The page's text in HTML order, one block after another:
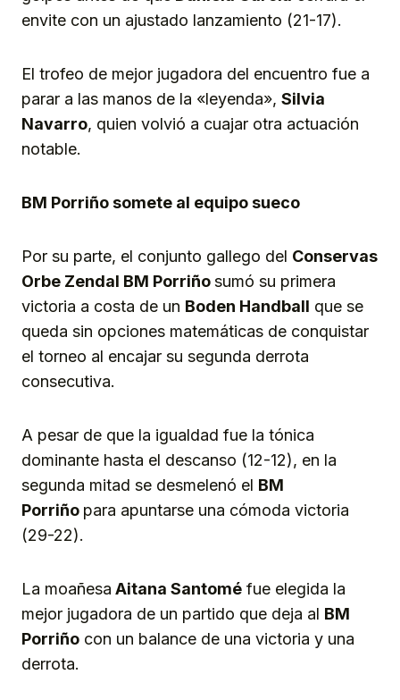
envite con un ajustado lanzamiento (21-17).
El trofeo de mejor jugadora del encuentro fue a
parar a las manos de la «leyenda», Silvia
Navarro, quien volvió a cuajar otra actuación
notable.
BM Porriño somete al equipo sueco
Por su parte, el conjunto gallego del Conservas
Orbe Zendal BM Porriñosumó su primera
victoria a costa de un Boden Handball que se
queda sin opciones matemáticas de conquistar
el torneo al encajar su segunda derrota
consecutiva.
A pesar de que la igualdad fue la tónica
dominante hasta el descanso (12-12), en la
segunda mitad se desmelenó el BM
Porriño para apuntarse una cómoda victoria
(29-22).
La moañesa Aitana Santomé fue elegida la
mejor jugadora de un partido que deja al BM
Porriño con un balance de una victoria y una
derrota.